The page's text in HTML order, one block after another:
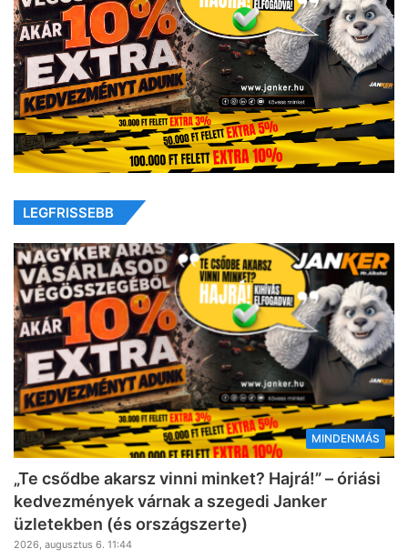
LEGFRISSEBB
MINDENMÁS
„Te csődbe akarsz vinni minket? Hajrá!” – óriási
kedvezmények várnak a szegedi Janker
üzletekben (és országszerte)
2026, augusztus 6. 11:44